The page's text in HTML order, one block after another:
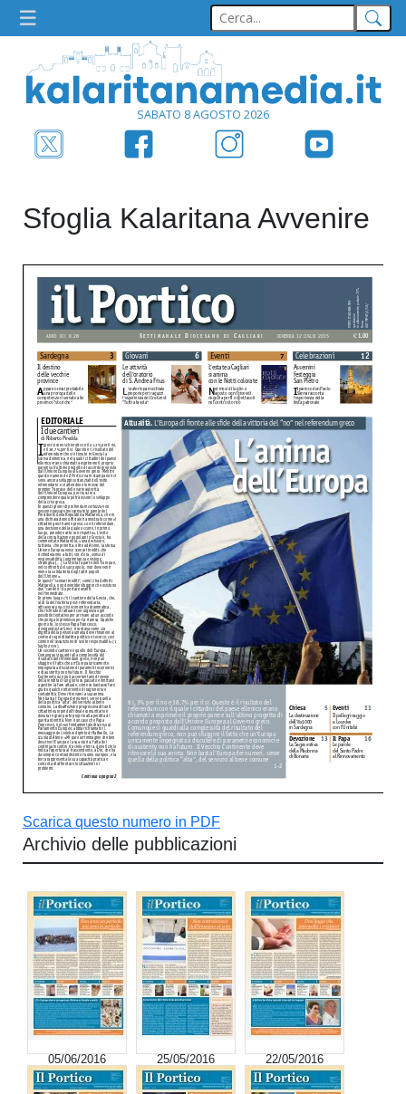
SABATO 8 AGOSTO 2026
Sfoglia Kalaritana Avvenire
Scarica questo numero in PDF
Archivio delle pubblicazioni
05/06/2016 25/05/2016 22/05/2016